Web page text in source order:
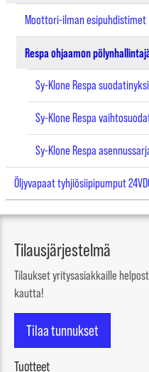
Moottori-ilman esipuhdistimet
Respa ohjaamon
Sy-Klone Respa
Sy-Klone Respa
Sy-Klone Respa
Öljyvapaat tyhjiösiipipumput
Tilausjärjestelmä
Tilaukset yritysasiakkaille
kautta!
Tilaa tunnukset
Tuotteet